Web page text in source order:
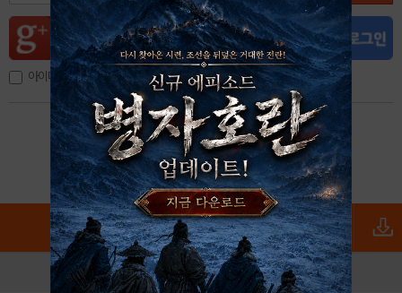
아이디, 이메일 저장
아이디 / 비밀번호 찾기 회원가입
로그인 PC버전 전체앱